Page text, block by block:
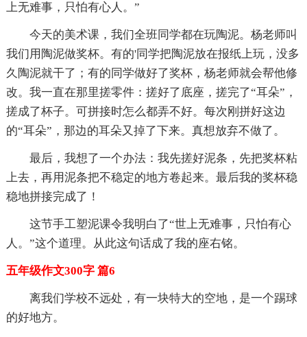
上无难事，只怕有心人。”
今天的美术课，我们全班同学都在玩陶泥。杨老师叫
我们用陶泥做奖杯。有的'同学把陶泥放在报纸上玩，没多
久陶泥就干了；有的同学做好了奖杯，杨老师就会帮他修
改。我一直在那里搓零件：搓好了底座，搓完了“耳朵”，
搓成了杯子。可拼接时怎么都弄不好。每次刚拼好这边
的“耳朵”，那边的耳朵又掉了下来。真想放弃不做了。
最后，我想了一个办法：我先搓好泥条，先把奖杯粘
上去，再用泥条把不稳定的地方卷起来。最后我的奖杯稳
稳地拼接完成了！
这节手工塑泥课令我明白了“世上无难事，只怕有心
人。”这个道理。从此这句话成了我的座右铭。
五年级作文300字 篇6
离我们学校不远处，有一块特大的空地，是一个踢球
的好地方。